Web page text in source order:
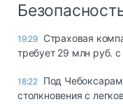
19:29 Страховая
требует 29 млн руб.
18:22 Под
столкновения с